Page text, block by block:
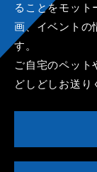
ることをモット
画、イベントの
す。
ご自宅のペット
どしどしお送り